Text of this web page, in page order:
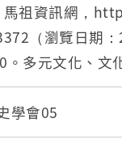
湖北黃陂人，
期間晉升為中
中心點，離中
年成立戰地政
。雖屬金門縣
馬祖資訊網，
（瀏覽日期：
。多元文化、文
https://
期：2018/08/
學會05